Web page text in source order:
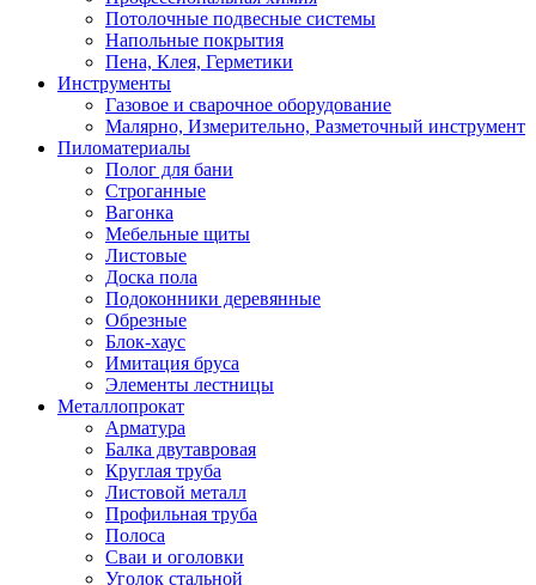
Потолочные подвесные системы
Напольные покрытия
Пена, Клея, Герметики
Инструменты
Газовое и сварочное оборудование
Малярно, Измерительно, Разметочный инструмент
Пиломатериалы
Полог для бани
Строганные
Вагонка
Мебельные щиты
Листовые
Доска пола
Подоконники деревянные
Обрезные
Блок-хаус
Имитация бруса
Элементы лестницы
Металлопрокат
Арматура
Балка двутавровая
Круглая труба
Листовой металл
Профильная труба
Полоса
Сваи и оголовки
Уголок стальной